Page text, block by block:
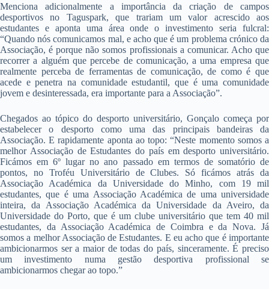
Menciona adicionalmente a importância da criação de campos
desportivos no Taguspark, que trariam um valor acrescido aos
estudantes e aponta uma área onde o investimento seria fulcral:
“Quando nós comunicamos mal, e acho que é um problema crónico da
Associação, é porque não somos profissionais a comunicar. Acho que
recorrer a alguém que percebe de comunicação, a uma empresa que
realmente perceba de ferramentas de comunicação, de como é que
acede e penetra na comunidade estudantil, que é uma comunidade
jovem e desinteressada, era importante para a Associação”.
Chegados ao tópico do desporto universitário, Gonçalo começa por
estabelecer o desporto como uma das principais bandeiras da
Associação. E rapidamente aponta ao topo: “Neste momento somos a
melhor Associação de Estudantes do país em desporto universitário.
Ficámos em 6º lugar no ano passado em termos de somatório de
pontos, no Troféu Universitário de Clubes. Só ficámos atrás da
Associação Académica da Universidade do Minho, com 19 mil
estudantes, que é uma Associação Académica de uma universidade
inteira, da Associação Académica da Universidade da Aveiro, da
Universidade do Porto, que é um clube universitário que tem 40 mil
estudantes, da Associação Académica de Coimbra e da Nova. Já
somos a melhor Associação de Estudantes. E eu acho que é importante
ambicionarmos ser a maior de todas do país, sinceramente. É preciso
um investimento numa gestão desportiva profissional se
ambicionarmos chegar ao topo.”